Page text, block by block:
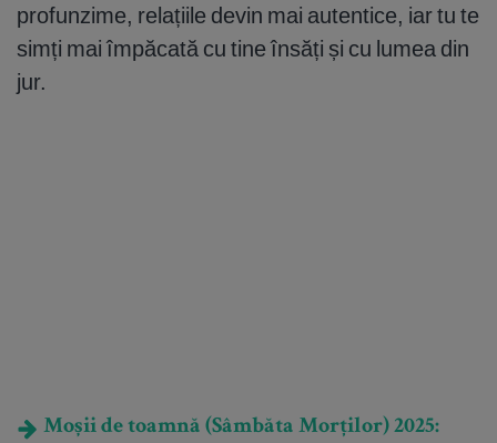
profunzime, relațiile devin mai autentice, iar tu te
simți mai împăcată cu tine însăți și cu lumea din
jur.
Moșii de toamnă (Sâmbăta Morților) 2025: